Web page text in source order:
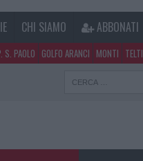
CHI SIAMO ABBONATI
S. PAOLO GOLFO ARANCI MONTI TELTI